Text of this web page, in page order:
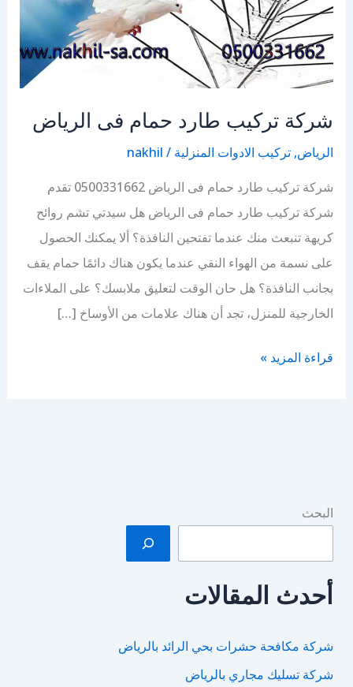
شركة تركيب طارد حمام فى الرياض
الرياض, تركيب الادوات المنزلية /
nakhil
شركة تركيب طارد حمام فى الرياض 0500331662 تقدم
شركة تركيب طارد حمام فى الرياض هل سيدتي تشم روائح
كريهة تنبعث منك عندما تفتحين النافذة؟ ألا يمكنك الحصول
على نسمة من الهواء النقي عندما يكون هناك دائمًا حمام يقف
بجانب النافذة؟ هل حان الوقت لتعليق ملابسك؟ على الملاءات
الخارجية للمنزل، تجد أن هناك علامات من الأوساخ […]
شركة
قراءة المزيد »
البحث
أحدث المقالات
شركة مكافحة حشرات بحي الرائد بالرياض
شركة تسليك مجاري بالرياض